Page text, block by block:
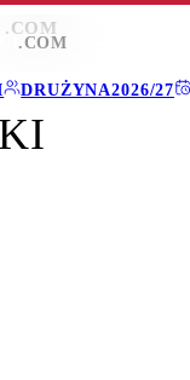
.COM
DRUŻYNA2026/27
.COM